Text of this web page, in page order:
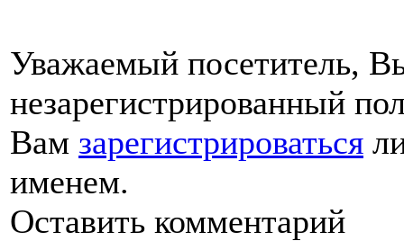
Уважаемый посетитель,
незарегистрированный
Вам зарегистрироваться
именем.
Оставить комментарий